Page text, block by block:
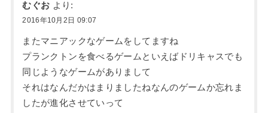
むぐお より:
2016年10月2日 09:07
またマニアックなゲームをしてますね
プランクトンを食べるゲームといえばドリキャスでも
同じようなゲームがありまして
それはなんだかはまりましたねなんのゲームか忘れま
したが進化させていって